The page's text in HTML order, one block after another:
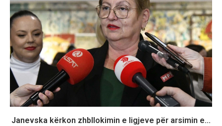
Janevska kërkon zhbllokimin e ligjeve për arsimin e...